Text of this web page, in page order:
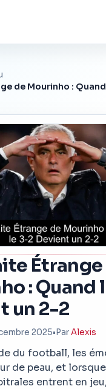
de Mourinho :
: Quand
un 2-2
2025• ParAlexis
du football, les
de peau, et
entrent en